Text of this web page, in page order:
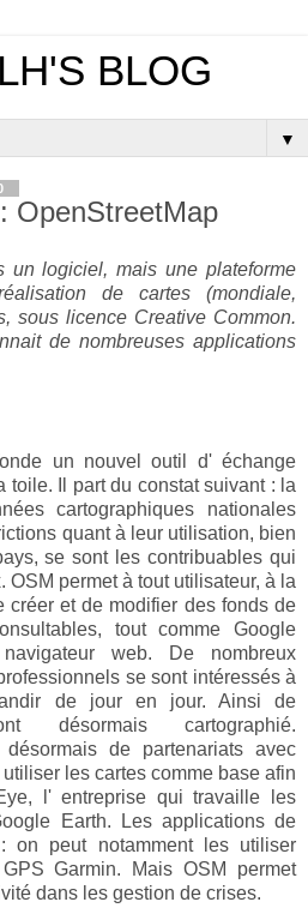
BLOG
▼
OpenStreetMap
un logiciel, mais une plateforme
de cartes (mondiale,
sous licence Creative Common.
de nombreuses applications
un nouvel outil d' échange
toile. Il part du constat suivant : la
cartographiques nationales
quant à leur utilisation, bien
se sont les contribuables qui
OSM permet à tout utilisateur, à la
créer et de modifier des fonds de
tout comme Google
web. De nombreux
se sont intéressés à
de jour en jour. Ainsi de
désormais cartographié.
désormais de partenariats avec
les cartes comme base afin
l' entreprise qui travaille les
Earth. Les applications de
on peut notamment les utiliser
Garmin. Mais OSM permet
dans les gestion de crises.